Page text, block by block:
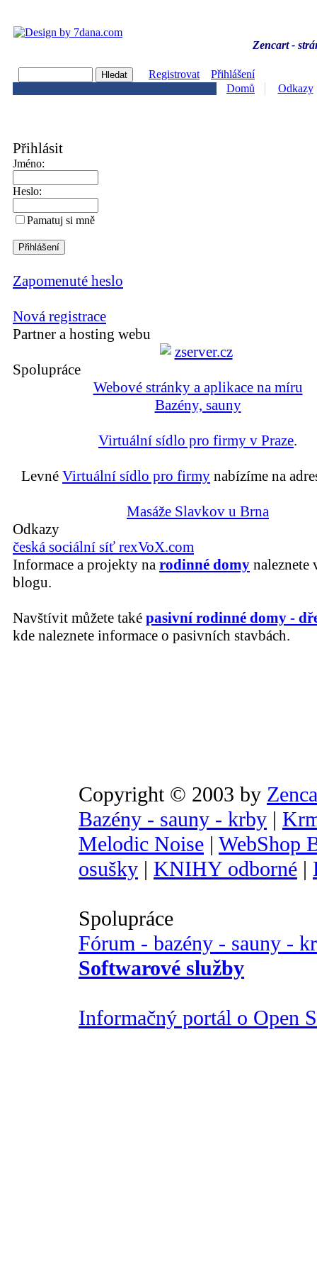
Zencart -
Registrovat
Přihlášení
Domů
Odkazy
Přihlásit
Jméno:
Heslo:
Pamatuj si mně
Zapomenuté heslo
Nová registrace
Partner a hosting webu
Spolupráce
Webové stránky a aplikace na míru
Bazény, sauny
Virtuální sídlo pro firmy v Praze.
Levné Virtuální sídlo pro firmy nabízíme na
Masáže Slavkov u Brna
Odkazy
česká sociální síť rexVoX.com
Informace a projekty na rodinné domy naleznete
blogu.
Navštívit můžete také pasivní rodinné domy -
kde naleznete informace o pasivních stavbách.
Copyright © 2003 by
Bazény - sauny - krby |
Melodic Noise | WebShop
osušky | KNIHY odborné |
Spolupráce
Fórum - bazény - sauny -
Softwarové služby
Informačný portál o Open